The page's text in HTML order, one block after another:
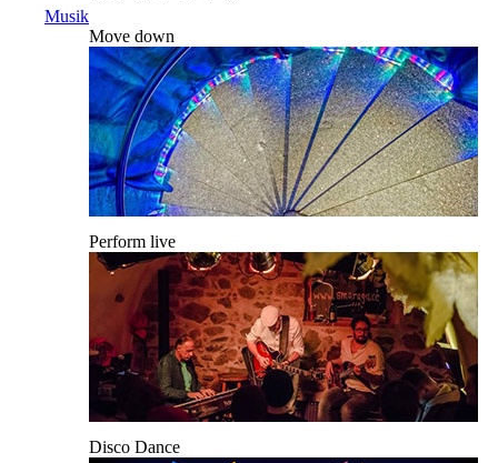
Musik
Move down
Perform live
Disco Dance